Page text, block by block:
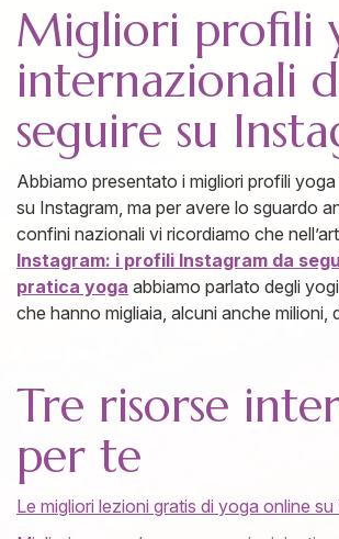
Migliori profili
internazionali
seguire su
Abbiamo presentato i migliori profili yoga
su Instagram, ma per avere lo sguardo
confini nazionali vi ricordiamo che
Instagram: i profili Instagram da
pratica yoga abbiamo parlato degli
che hanno migliaia, alcuni anche milioni,
Tre risorse
per te
Le migliori lezioni gratis di yoga online su